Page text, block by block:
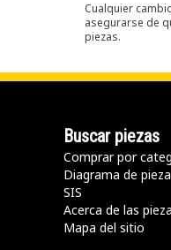
Cualquier
asegurarse de
piezas.
Buscar piezas
Comprar por
Diagrama de
SIS
Acerca de las
Mapa del sitio